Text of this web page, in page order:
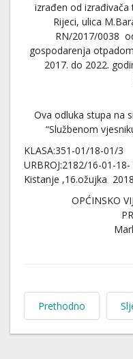
izrađen od izrađivača
Rijeci, ulica
RN/2017/0038
gospodarenja
2017. do 2022.
Ova odluka stupa na
“Službenom
KLASA:351-01/18-01/3
URBROJ:2182/16-01-18-
Kistanje ,16.ožujka
OPĆINSKO
Prethodno